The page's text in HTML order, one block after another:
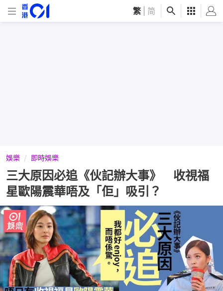
繁 简
娛樂 即時娛樂
三大原因必追《伙記辦大事》 收視福
星歐陽震華唔及「佢」吸引？